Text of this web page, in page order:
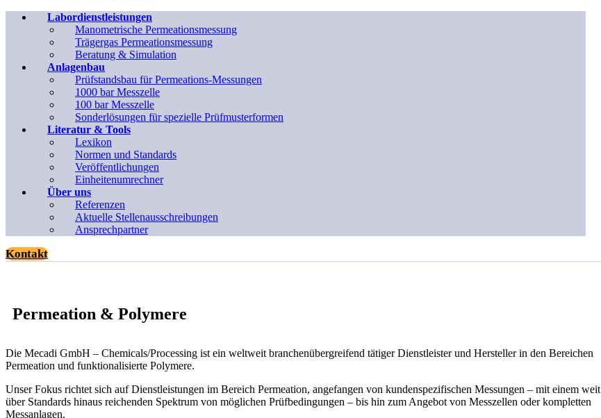
Labordienstleistungen
Manometrische Permeationsmessung
Trägergas Permeationsmessung
Beratung & Simulation
Anlagenbau
Prüfstandsbau für Permeations-Messungen
1000 bar Messzelle
100 bar Messzelle
Sonderlösungen für spezielle Prüfmusterformen
Literatur & Tools
Lexikon
Normen und Standards
Veröffentlichungen
Einheitenumrechner
Über uns
Referenzen
Aktuelle Stellenausschreibungen
Ansprechpartner
Kontakt
Permeation & Polymere
Die Mecadi GmbH – Chemicals/Processing ist ein weltweit branchenübergreifend tätiger Dienstleister und Hersteller in den Bereichen
Permeation und funktionalisierte Polymere.
Unser Fokus richtet sich auf Dienstleistungen im Bereich Permeation, angefangen von kundenspezifischen Messungen – mit einem weit
über Standards hinaus reichenden Spektrum von möglichen Prüfbedingungen – bis hin zum Angebot von Messzellen oder kompletten
Messanlagen.